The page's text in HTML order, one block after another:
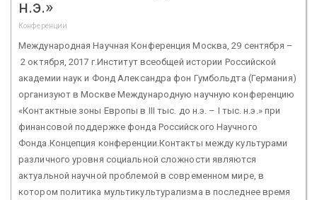
н.э.»
Конференции
Международная Научная Конференция Москва, 29 сентября –
2 октября, 2017 г.Институт всеобщей истории Российской
академии наук и Фонд Александра фон Гумбольдта (Германия)
организуют в Москве Международную научную конференцию
«Контактные зоны Европы в III тыс. до н.э. – I тыс. н.э.» при
финансовой поддержке фонда Российского Научного
Фонда.Концепция конференции.Контакты между культурами
различного уровня социальной сложности являются
актуальной научной проблемой в современном мире, в
котором политика мультикультурализма в последнее время